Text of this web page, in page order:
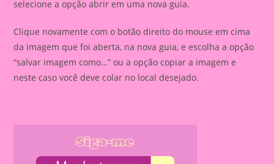
selecione a opção abrir em uma nova guia.
Clique novamente com o botão direito do mouse em cima
da imagem que foi aberta, na nova guia, e escolha a opção
“salvar imagem como…” ou a opção copiar a imagem e
neste caso você deve colar no local desejado.